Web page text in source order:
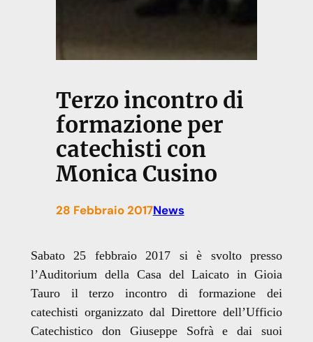
Terzo incontro di
formazione per
catechisti con
Monica Cusino
28 Febbraio 2017News
Sabato 25 febbraio 2017 si è svolto presso
l’Auditorium della Casa del Laicato in Gioia
Tauro il terzo incontro di formazione dei
catechisti organizzato dal Direttore dell’Ufficio
Catechistico don Giuseppe Sofrà e dai suoi